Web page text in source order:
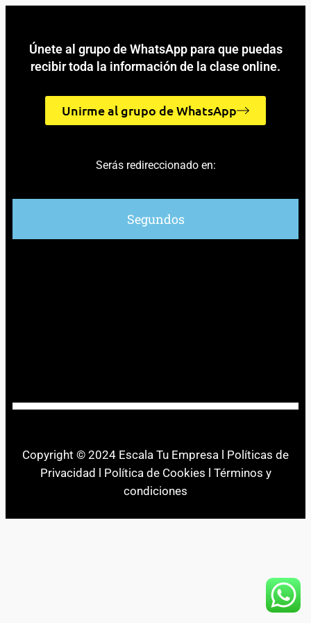
Únete al grupo de WhatsApp para que puedas
recibir toda la información de la clase online.
Unirme al grupo de WhatsApp
Serás redireccionado en:
Segundos
Copyright © 2024 Escala Tu Empresa l Políticas de
Privacidad l Política de Cookies l Términos y
condiciones